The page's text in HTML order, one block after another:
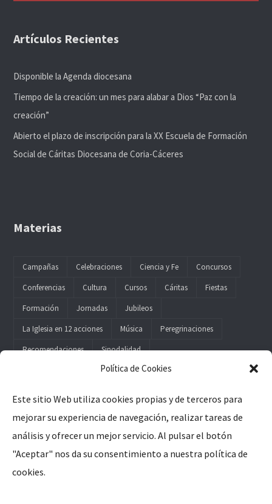
Política de Cookies
Este sitio Web utiliza cookies propias y de terceros para
mejorar su experiencia de navegación, realizar tareas de
análisis y ofrecer un mejor servicio. Al pulsar el botón
"Aceptar" nos da su consentimiento a nuestra política de
cookies.
Artículos Recientes
Disponible la Agenda diocesana
Tiempo de la creación: un mes para alabar a Dios “Paz con la
creación”
Abierto el plazo de inscripción para la XX Escuela de Formación
Social de Cáritas Diocesana de Coria-Cáceres
Materias
Campañas Celebraciones Ciencia y Fe
Concursos
Conferencias
Cultura Cursos Cáritas
Fiestas
Formación
Jornadas
Jubileos
La Iglesia en 12 acciones
Música
Peregrinaciones
Recomendaciones
Sinodalidad
Legal
Aviso Legal